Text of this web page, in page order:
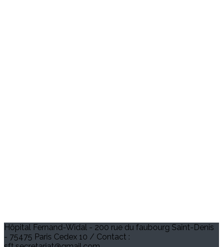
Hôpital Fernand-Widal - 200 rue du faubourg Saint-Denis
- 75475 Paris Cedex 10 / Contact :